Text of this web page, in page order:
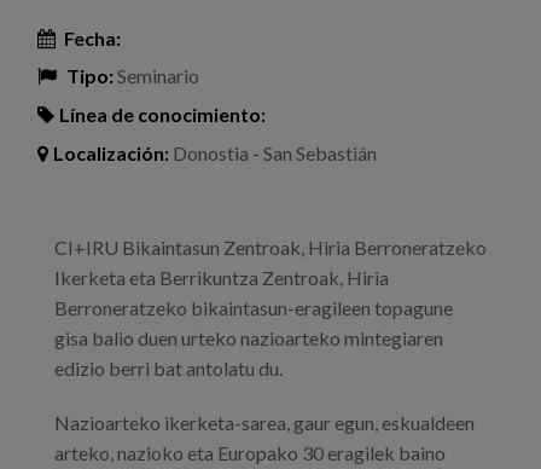
Fecha:
Tipo:Seminario
Línea de conocimiento:
Localización: Donostia - San Sebastián
CI+IRU Bikaintasun Zentroak, Hiria Berroneratzeko
Ikerketa eta Berrikuntza Zentroak, Hiria
Berroneratzeko bikaintasun-eragileen topagune
gisa balio duen urteko nazioarteko mintegiaren
edizio berri bat antolatu du.
Nazioarteko ikerketa-sarea, gaur egun, eskualdeen
arteko, nazioko eta Europako 30 eragilek baino